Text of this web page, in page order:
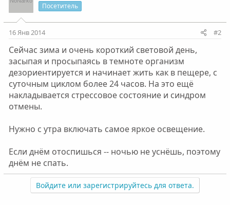
Посетитель
16 Янв 2014 #2
Сейчас зима и очень короткий световой день,
засыпая и просыпаясь в темноте организм
дезориентируется и начинает жить как в пещере, с
суточным циклом более 24 часов. На это ещё
накладывается стрессовое состояние и синдром
отмены.
Нужно с утра включать самое яркое освещение.
Если днём отоспишься -- ночью не уснёшь, поэтому
днём не спать.
Войдите или зарегистрируйтесь для ответа.